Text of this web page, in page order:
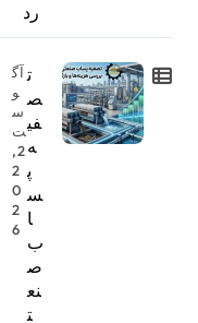
رد
ت
ص
فی
ه
پ
س
ا
ب
ص
نع
ت
آگ
و
س
ت
2,
2
0
2
6